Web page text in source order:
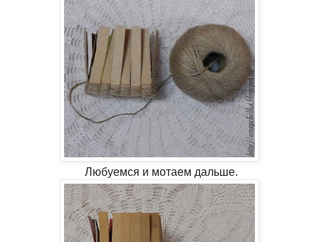
Любуемся и мотаем дальше.